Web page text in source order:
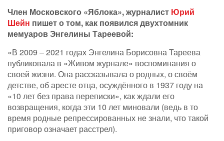
Член Московского «Яблока», журналист Юрий
Шейн пишет о том, как появился двухтомник
мемуаров Энгелины Тареевой:
«В 2009 – 2021 годах Энгелина Борисовна Тареева
публиковала в «Живом журнале» воспоминания о
своей жизни. Она рассказывала о родных, о своём
детстве, об аресте отца, осуждённого в 1937 году на
«10 лет без права переписки», как ждали его
возвращения, когда эти 10 лет миновали (ведь в то
время родные репрессированных не знали, что такой
приговор означает расстрел).